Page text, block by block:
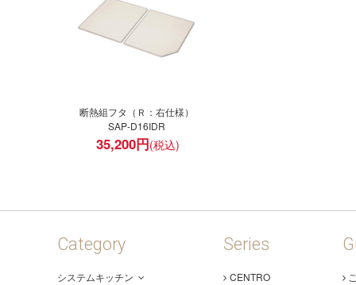
断熱組フタ（Ｒ：右仕様）
SAP-D16IDR
35,200円
Category
システムキッチン
Series
CENTRO